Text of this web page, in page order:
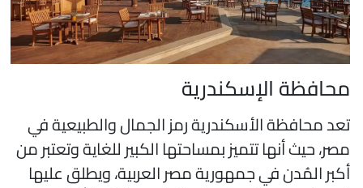
الإسكندرية
محافظة الأسكندرية رمز الجمال والطبيعية في
حيث أنها تتميز بمساحتها الكبير للغاية وتعتبر من
المُدن في جمهورية مصر العربية، ويطلق عليها